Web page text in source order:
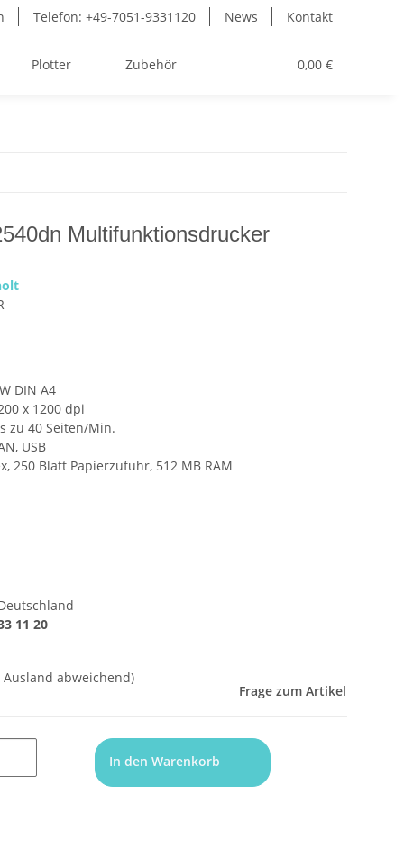
Telefon: +49-7051-9331120 News Kontakt
0,00 €
Plotter Zubehör
Multifunktionsdrucker
DIN A4
x 1200 dpi
zu 40 Seiten/Min.
USB
250 Blatt Papierzufuhr, 512 MB RAM
11 20
Ausland abweichend)
Frage zum Artikel
In den Warenkorb